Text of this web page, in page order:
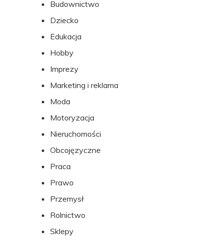
Budownictwo
Dziecko
Edukacja
Hobby
Imprezy
Marketing i reklama
Moda
Motoryzacja
Nieruchomości
Obcojęzyczne
Praca
Prawo
Przemysł
Rolnictwo
Sklepy